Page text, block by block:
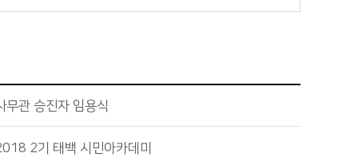
관 승진자 임용식
2기 태백 시민아카데미